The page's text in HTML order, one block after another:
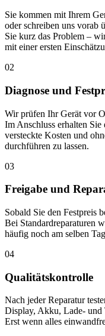
Sie kommen mit Ihrem
oder schreiben uns vorab
Sie kurz das Problem –
mit einer ersten
02
Diagnose und
Wir prüfen Ihr Gerät vor
Im Anschluss erhalten Sie
versteckte Kosten und
durchführen zu lassen.
03
Freigabe und
Sobald Sie den Festpreis
Bei Standardreparaturen
häufig noch am selben
04
Qualitätskontrolle
Nach jeder Reparatur
Display, Akku, Lade- und
Erst wenn alles